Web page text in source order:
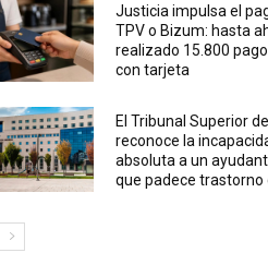
Justicia impulsa el
TPV o Bizum: hasta
realizado 15.800
con tarjeta
El Tribunal Superior
reconoce la
absoluta a un
que padece trastorno